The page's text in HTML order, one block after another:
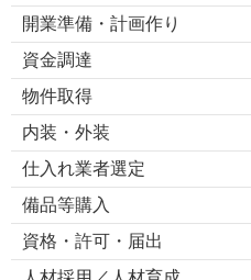
開業準備・計画作り
資金調達
物件取得
内装・外装
仕入れ業者選定
備品等購入
資格・許可・届出